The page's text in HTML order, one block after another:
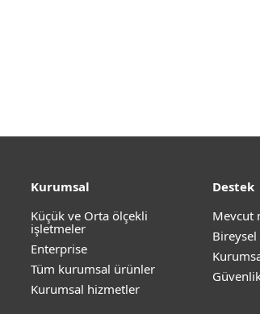
Kurumsal
Küçük ve Orta ölçekli
işletmeler
Enterprise
Tüm kurumsal ürünler
Kurumsal hizmetler
Destek
Mevcut